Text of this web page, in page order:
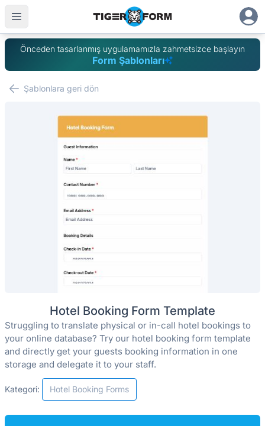
Önceden tasarlanmış uygulamamızla zahmetsizce başlayın
Form Şablonları
Şablonlara geri dön
Hotel Booking Form Template
Struggling to translate physical or in-call hotel bookings to
your online database? Try our hotel booking form template
and directly get your guests booking information in one
storage and delegate it to your staff.
Kategori: Hotel Booking Forms